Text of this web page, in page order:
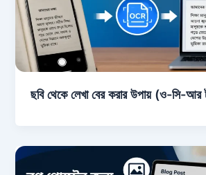
ছবি থেকে লেখা বের করার উপায় (ও-সি-আর